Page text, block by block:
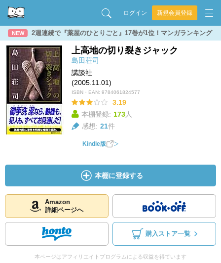
ログイン 新規会員登録
NEW 2週連続で『薬屋のひとりごと』17巻が1位！マンガランキング
上高地の切り裂きジャック
島田荘司
講談社
(2005.11.01)
ISBN・EAN: 9784061824577
3.19
本棚登録: 173人
感想: 21件
Kindle版
本棚に登録する
Amazon
詳細ページへ
購入ストア一覧
本ページはアフィリエイトプログラムによる収益を得ています